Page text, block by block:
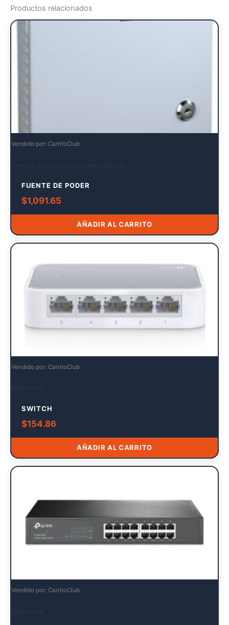
Productos relacionados
Vendido por: CarritoClub
FUENTE DE PODER
$1,091.65
AÑADIR AL CARRITO
Vendido por: CarritoClub
SWITCH
$154.86
AÑADIR AL CARRITO
Vendido por: CarritoClub